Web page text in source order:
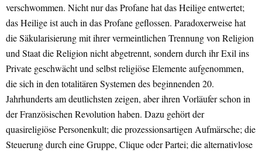
verschwommen. Nicht nur das Profane hat das Heilige entwertet;
das Heilige ist auch in das Profane geflossen. Paradoxerweise hat
die Säkularisierung mit ihrer vermeintlichen Trennung von Religion
und Staat die Religion nicht abgetrennt, sondern durch ihr Exil ins
Private geschwächt und selbst religiöse Elemente aufgenommen,
die sich in den totalitären Systemen des beginnenden 20.
Jahrhunderts am deutlichsten zeigen, aber ihren Vorläufer schon in
der Französischen Revolution haben. Dazu gehört der
quasireligiöse Personenkult; die prozessionsartigen Aufmärsche; die
Steuerung durch eine Gruppe, Clique oder Partei; die alternativlose